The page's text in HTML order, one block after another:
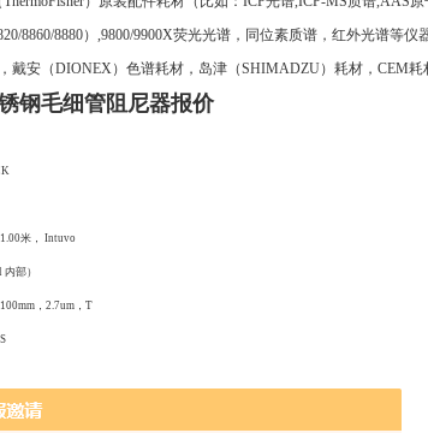
8860/8880）,9800/9900X荧光光谱，同位素质谱，红外光谱等
戴安（DIONEX）色谱耗材，岛津（SHIMADZU）耗材，CEM耗
钢毛细管阻尼器报价
米， Intuvo
部）
，2.7um，T